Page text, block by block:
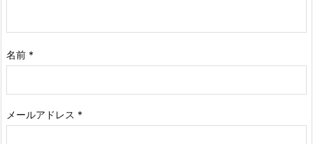
名前 *
メールアドレス *